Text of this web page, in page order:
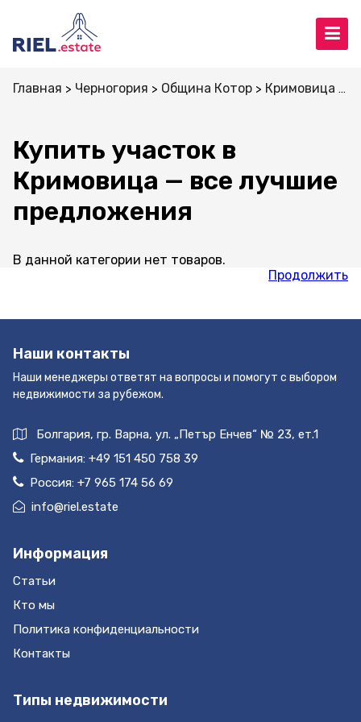
Главная Черногория Община Котор Кримовица
Купить участок в
Кримовица — все лучшие
предложения
В данной категории нет товаров.
Продолжить
Наши контакты
Наши менеджеры ответят на вопросы и помогут с выбором
недвижимости за рубежом.
Болгария, гр. Варна, ул. „Петър Енчев“ № 23, ет.1
Германия: +49 151 450 758 39
Россия: +7 965 174 56 69
info@riel.estate
Информация
Статьи
Кто мы
Политика конфиденциальности
Контакты
Типы недвижимости